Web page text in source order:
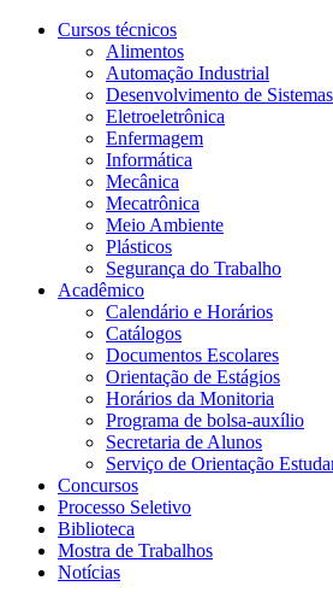
Cursos técnicos
Alimentos
Automação Industrial
Desenvolvimento de Sistemas
Eletroeletrônica
Enfermagem
Informática
Mecânica
Mecatrônica
Meio Ambiente
Plásticos
Segurança do Trabalho
Acadêmico
Calendário e Horários
Catálogos
Documentos Escolares
Orientação de Estágios
Horários da Monitoria
Programa de bolsa-auxílio
Secretaria de Alunos
Serviço de Orientação
Concursos
Processo Seletivo
Biblioteca
Mostra de Trabalhos
Notícias